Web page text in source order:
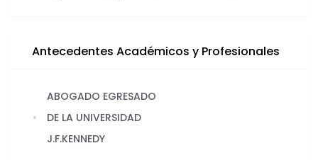
Antecedentes Académicos y Profesionales
ABOGADO EGRESADO
DE LA UNIVERSIDAD
J.F.KENNEDY